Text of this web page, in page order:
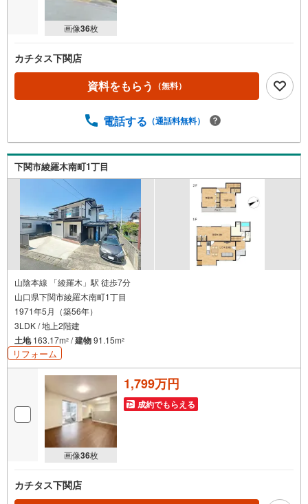
画像36枚
カチタス下関店
資料をもらう （無料）
電話する （通話料無料）
下関市綾羅木南町1丁目
山陰本線 「綾羅木」駅 徒歩7分
山口県下関市綾羅木南町1丁目
1971年5月（築56年）
3LDK / 地上2階建
土地163.17m2 /建物91.15m2
リフォーム
画像36枚
1,799万円
成約でもらえる
カチタス下関店